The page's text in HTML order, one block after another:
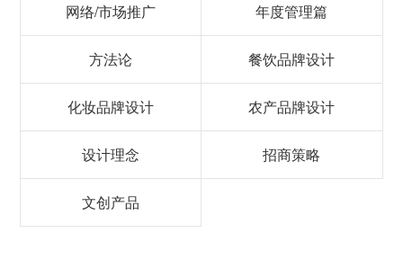
网络/市场推广 年度管理篇
方法论 餐饮品牌设计
化妆品牌设计 农产品牌设计
设计理念 招商策略
文创产品